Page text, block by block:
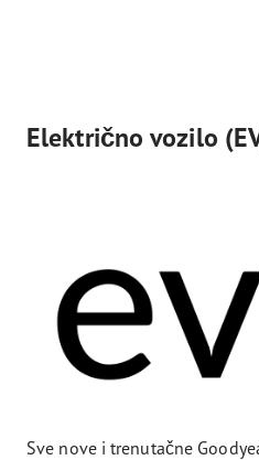
Električno vozilo
Sve nove i trenutačne